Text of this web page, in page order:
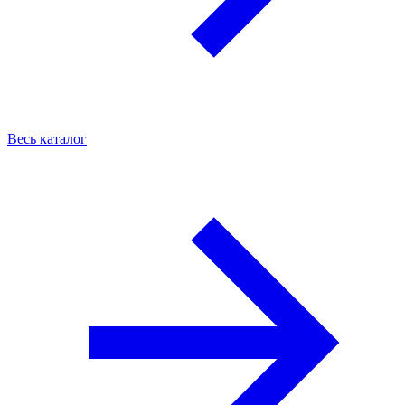
Весь каталог